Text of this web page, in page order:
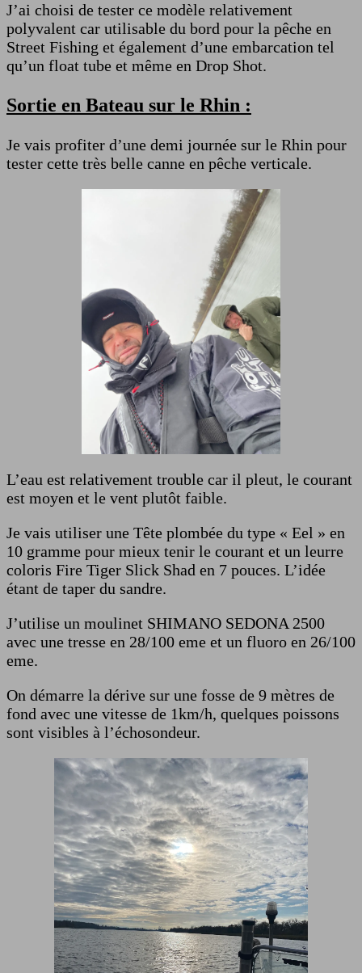
J’ai choisi de tester ce modèle relativement
polyvalent car utilisable du bord pour la pêche en
Street Fishing et également d’une embarcation tel
qu’un float tube et même en Drop Shot.
Sortie en Bateau sur le Rhin :
Je vais profiter d’une demi journée sur le Rhin pour
tester cette très belle canne en pêche verticale.
L’eau est relativement trouble car il pleut, le courant
est moyen et le vent plutôt faible.
Je vais utiliser une Tête plombée du type « Eel » en
10 gramme pour mieux tenir le courant et un leurre
coloris Fire Tiger Slick Shad en 7 pouces. L’idée
étant de taper du sandre.
J’utilise un moulinet SHIMANO SEDONA 2500
avec une tresse en 28/100 eme et un fluoro en 26/100
eme.
On démarre la dérive sur une fosse de 9 mètres de
fond avec une vitesse de 1km/h, quelques poissons
sont visibles à l’échosondeur.